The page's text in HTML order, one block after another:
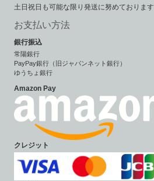
土日祝日も可能な限り発送に努めております
お支払い方法
銀行振込
常陽銀行
PayPay銀行（旧ジャパンネット銀行）
ゆうちょ銀行
Amazon Pay
クレジット